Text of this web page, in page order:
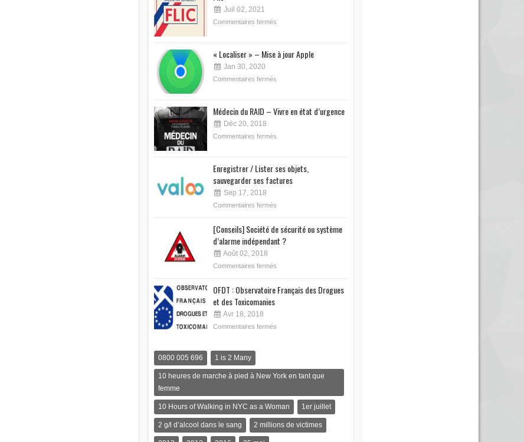
Juil 02, 2021
Commentaires fermés
« Localiser » – Mise à jour Apple
Jan 30, 2020
Commentaires fermés
Médecin du RAID – Vivre en état d’urgence
Déc 20, 2018
Commentaires fermés
Enregistrer / Lister ses objets,
sauvegarder ses factures
Sep 17, 2018
Commentaires fermés
[Conseils] Société de sécurité ou système
d’alarme indépendant ?
Août 02, 2018
Commentaires fermés
OFDT : Observatoire Français des Drogues
et des Toxicomanies
Avr 18, 2018
Commentaires fermés
0800 005 696 1 is 2 Many
10 heures de marche à pied à New York en tant que
femme
10 Hours of Walking in NYC as a Woman 1er juillet
2 g/l d’alcool dans le sang 2 millions de victimes